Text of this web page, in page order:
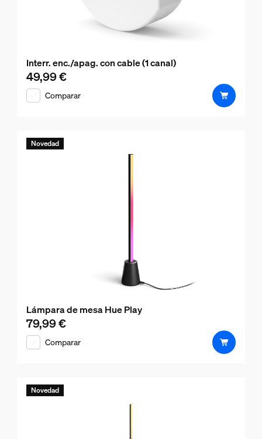
Interr. enc./apag. con cable (1 canal)
El precio actual es 49,99 €
49,99 €
Comparar
Novedad
Lámpara de mesa Hue Play
El precio actual es 79,99 €
79,99 €
Comparar
Novedad